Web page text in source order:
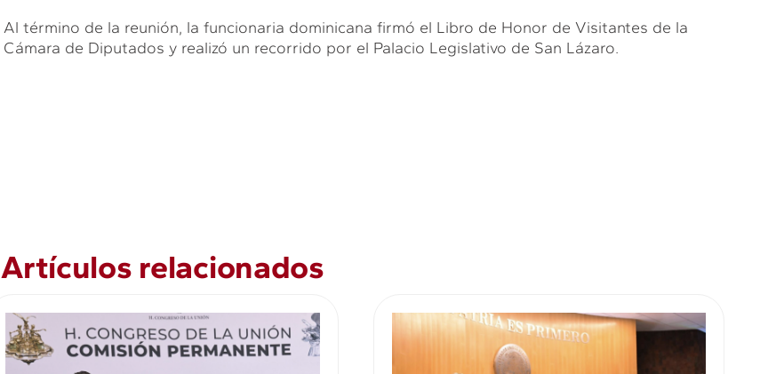
Al término de la reunión, la funcionaria dominicana firmó el Libro de Honor de Visitantes de la
Cámara de Diputados y realizó un recorrido por el Palacio Legislativo de San Lázaro.
Artículos relacionados